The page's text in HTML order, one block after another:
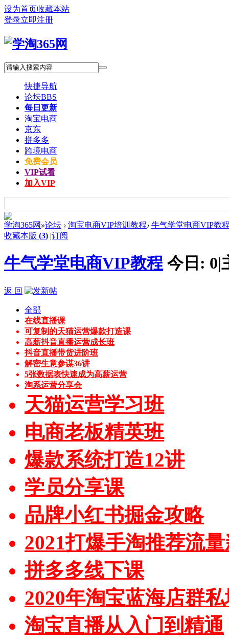
设为首页收藏本站
登录立即注册
快捷导航
论坛BBS
每日更新
淘宝电商
京东
拼多多
跨境电商
免费会员
VIP试看
加入VIP
学淘365网 »论坛 › 淘宝电商VIP培训教程› 牛气学堂电商VIP教
收藏本版 (3) |订阅
牛气学堂电商VIP教程 今日: 0|
返 回
全部
在线直播课
可复制的天猫运营爆款打造课
高薪抖音直播运营成长班
抖音直播带货进阶班
解密生意参谋36讲
5张数据表快速成为高薪运营
淘系运营分享会
天猫运营学习班
电商老板精英班
爆款系统打造12讲
学员分享课
品牌小红书掘金攻略
2021打爆手淘推荐流
拼多多线下课
2020年淘宝蓝海店群
淘宝直播从入门到精通